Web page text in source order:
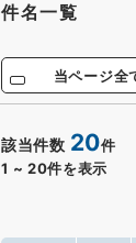
件名一覧
当ページ全
該当件数 20件
1 ~ 20件を表示